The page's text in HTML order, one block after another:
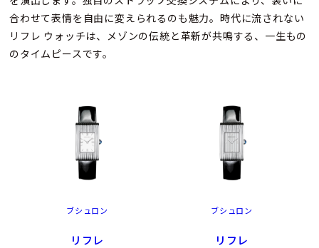
合わせて表情を自由に変えられるのも魅力。時代に流されない
リフレ ウォッチは、メゾンの伝統と革新が共鳴する、一生もの
のタイムピースです。
ブシュロン
リフレ
ブシュロン
リフレ